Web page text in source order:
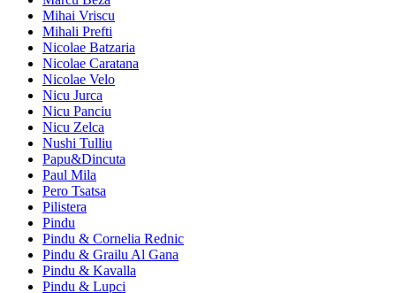
Mihai Vriscu
Mihali Prefti
Nicolae Batzaria
Nicolae Caratana
Nicolae Velo
Nicu Jurca
Nicu Panciu
Nicu Zelca
Nushi Tulliu
Papu&Dincuta
Paul Mila
Pero Tsatsa
Pilistera
Pindu
Pindu & Cornelia Rednic
Pindu & Grailu Al Gana
Pindu & Kavalla
Pindu & Lupci